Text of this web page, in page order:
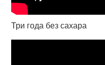
Три года без сахара